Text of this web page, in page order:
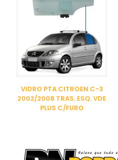
VIDRO PTA CITROEN C-3
2002/2008 TRAS. ESQ. VDE
PLUS C/FURO